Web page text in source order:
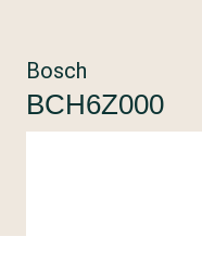
Bosch
BCH6Z000